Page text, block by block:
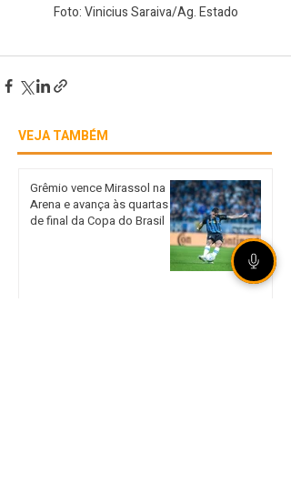
Foto: Vinicius Saraiva/Ag. Estado
VEJA TAMBÉM
Grêmio vence Mirassol na
Arena e avança às quartas
de final da Copa do Brasil